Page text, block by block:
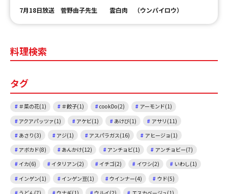
7月18日放送 菅野由子先生 雲白肉 （ウンパイロウ）
料理検索
タグ
＃菜の花(1) ＃餃子(1) cookDo(2)
アーモンド(1)
アクアパッツァ(1)
アケビ(1) あけび(1)
アサリ(11)
あさり(3)
アジ(1) アスパラガス(16)
アヒージョ(1)
アボカド(8)
あんかけ(12) アンチョビ(1)
アンチョビー(7)
イカ(6)
イタリアン(2) イチゴ(2) イワシ(2)
いわし(1)
インゲン(1)
インゲン豆(1) ウインナー(4)
ウド(5)